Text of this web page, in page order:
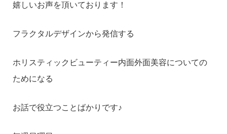
嬉しいお声を頂いております！
フラクタルデザインから発信する
ホリスティックビューティー内面外面美容についての
ためになる
お話で役立つことばかりです♪